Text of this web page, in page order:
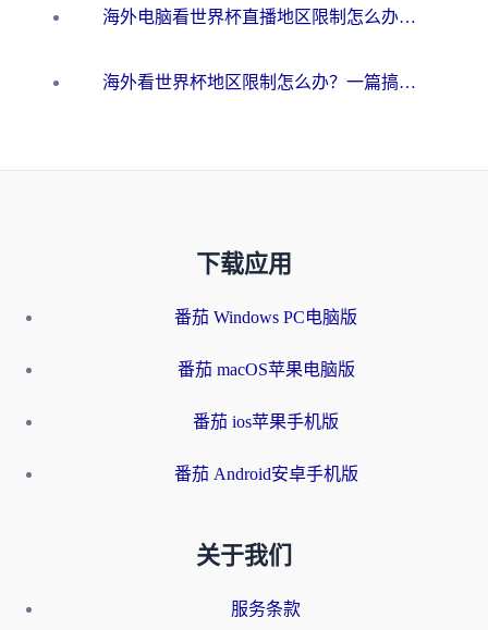
海外电脑看世界杯直播地区限制怎么办？你需要一个聪明的加速器
海外看世界杯地区限制怎么办？一篇搞定咪咕视频播放+国内资源无缝访问指南
下载应用
番茄 Windows PC电脑版
番茄 macOS苹果电脑版
番茄 ios苹果手机版
番茄 Android安卓手机版
关于我们
服务条款